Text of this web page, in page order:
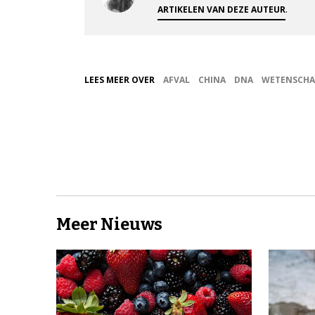
ARTIKELEN VAN DEZE AUTEUR.
LEES MEER OVER AFVAL CHINA DNA
Meer Nieuws